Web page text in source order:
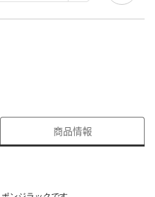
商品情報